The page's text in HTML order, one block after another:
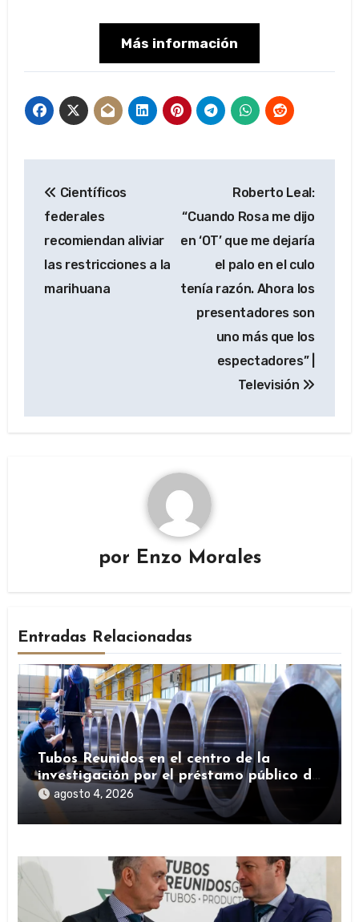
Más información
de
entradas
Científicos
federales
recomiendan aliviar
las restricciones a la
marihuana
Roberto Leal:
“Cuando Rosa me dijo
en ‘OT’ que me dejaría
el palo en el culo
tenía razón. Ahora los
presentadores son
uno más que los
espectadores” |
Televisión
por Enzo Morales
Entradas Relacionadas
Tubos Reunidos en el centro de la
investigación por el préstamo público de
la SEPI durante la pandemia
agosto 4, 2026